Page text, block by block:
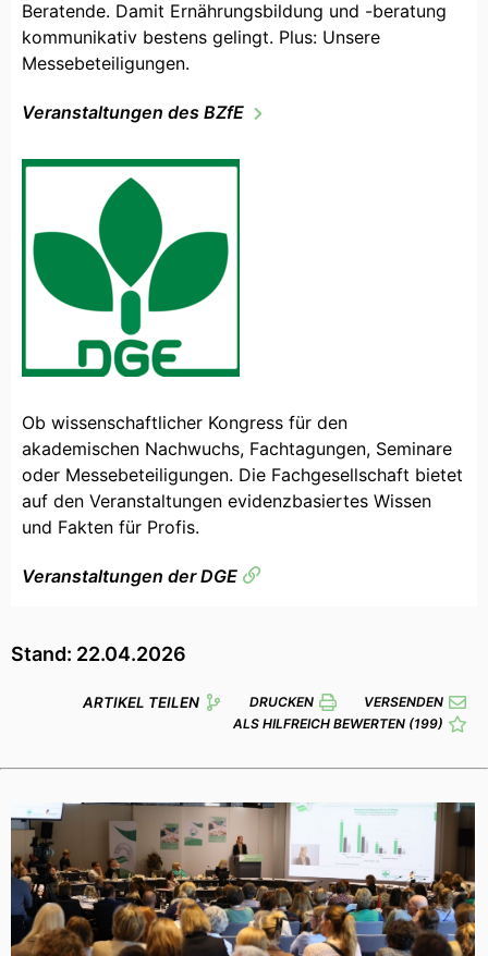
Beratende. Damit Ernährungsbildung und -beratung
kommunikativ bestens gelingt. Plus: Unsere
Messebeteiligungen.
Veranstaltungen des BZfE
Ob wissenschaftlicher Kongress für den
akademischen Nachwuchs, Fachtagungen, Seminare
oder Messebeteiligungen. Die Fachgesellschaft bietet
auf den Veranstaltungen evidenzbasiertes Wissen
und Fakten für Profis.
Veranstaltungen der DGE
Stand: 22.04.2026
ARTIKEL TEILEN DRUCKEN
VERSENDEN
ALS HILFREICH BEWERTEN (199)